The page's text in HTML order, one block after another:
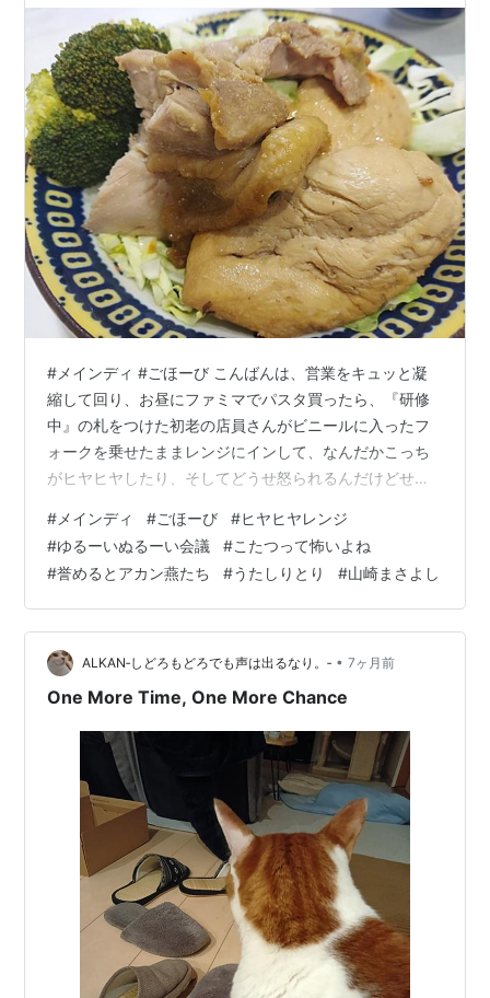
#メインディ #ごほーび こんばんは、営業をキュッと凝
縮して回り、お昼にファミマでパスタ買ったら、『研修
中』の札をつけた初老の店員さんがビニールに入ったフ
ォークを乗せたままレンジにインして、なんだかこっち
がヒヤヒヤしたり、そしてどうせ怒られるんだけどせめ
の親分欠席で、ぬるーいゆるーい内容になって、それを
議事録にまとめるのがひと苦労で。ま、きっと明日朝イ
チで親分からご指導賜ると思いますがね。おむろんで
す。ですからおむこんですのよ。そしてこたつでPC開い
て皆さんのブログを回らせてもらってる間、何度こたつ
に意識を持っていかれたか！ある方のブックマーク…
# メインディ #ごほーび #ヒヤヒヤレンジ
#ゆるーいぬるーい会議 #こたつって怖いよね
#誉めるとアカン燕たち #うたしりとり #山崎まさよし
ALKAN‐しどろもどろでも声は出るなり。‐ • 7ヶ月前
One More Time, One More Chance